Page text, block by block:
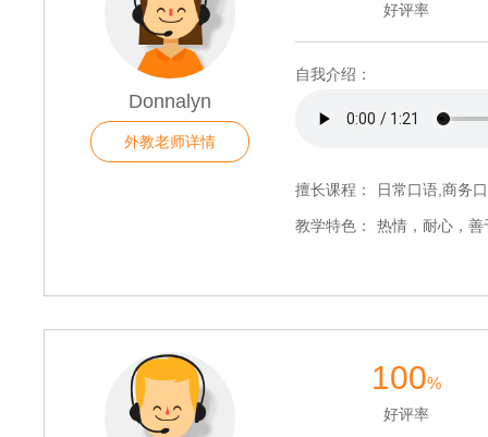
Donnalyn
外教老师详情
好评率
自我介绍：
擅长课程： 日常口语,商务
教学特色： 热情，耐心，
100%
好评率